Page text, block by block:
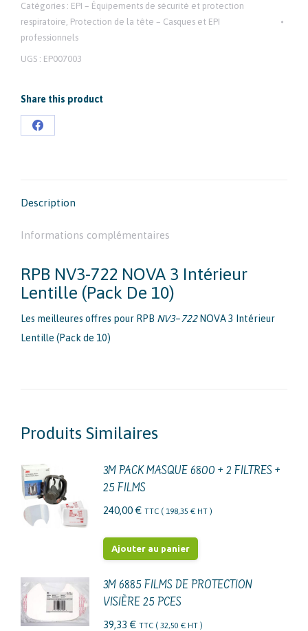
722
LENTILLE
PAR
Catégories : EPI – Équipements de sécurité et protection
respiratoire, Protection de la tête – Casques et EPI
professionnels
UGS : EP007003
Share this product
Partager
Description
Informations complémentaires
RPB NV3-722 NOVA 3 Intérieur
Lentille (Pack De 10)
Les meilleures offres pour RPB NV3–722NOVA 3 Intérieur
Lentille (Pack de 10)
Produits Similaires
3M PACK MASQUE 6800 + 2 FILTRES +
25 FILMS
240,00 € TTC ( 198,35 € HT )
Ajouter au panier
3M 6885 FILMS DE PROTECTION
VISIÈRE 25 PCES
39,33 € TTC ( 32,50 € HT )